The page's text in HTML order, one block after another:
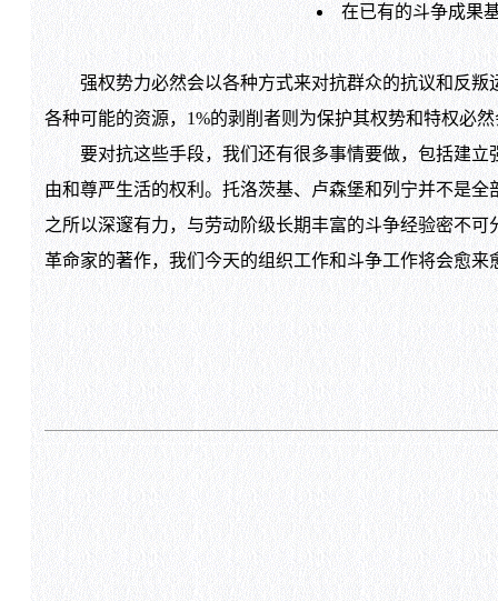
在已有的斗争成果
强权势力必然会以各种方式来对抗群众的抗议和反叛
各种可能的资源，1%的剥削者则为保护其权势和特权必
要对抗这些手段，我们还有很多事情要做，包括建立
由和尊严生活的权利。托洛茨基、卢森堡和列宁并不是
之所以深邃有力，与劳动阶级长期丰富的斗争经验密不
革命家的著作，我们今天的组织工作和斗争工作将会愈来